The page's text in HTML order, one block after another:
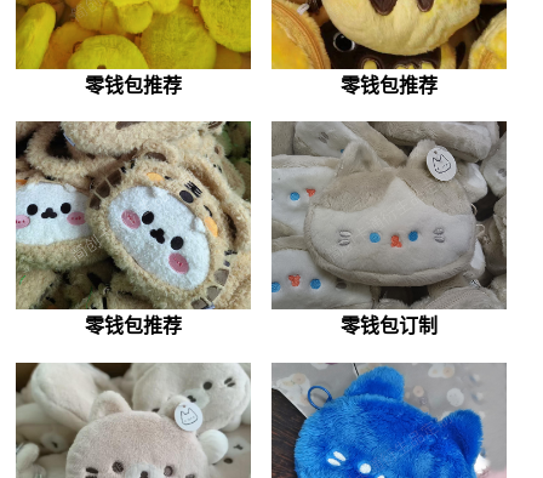
零钱包推荐 零钱包推荐
零钱包推荐 零钱包订制